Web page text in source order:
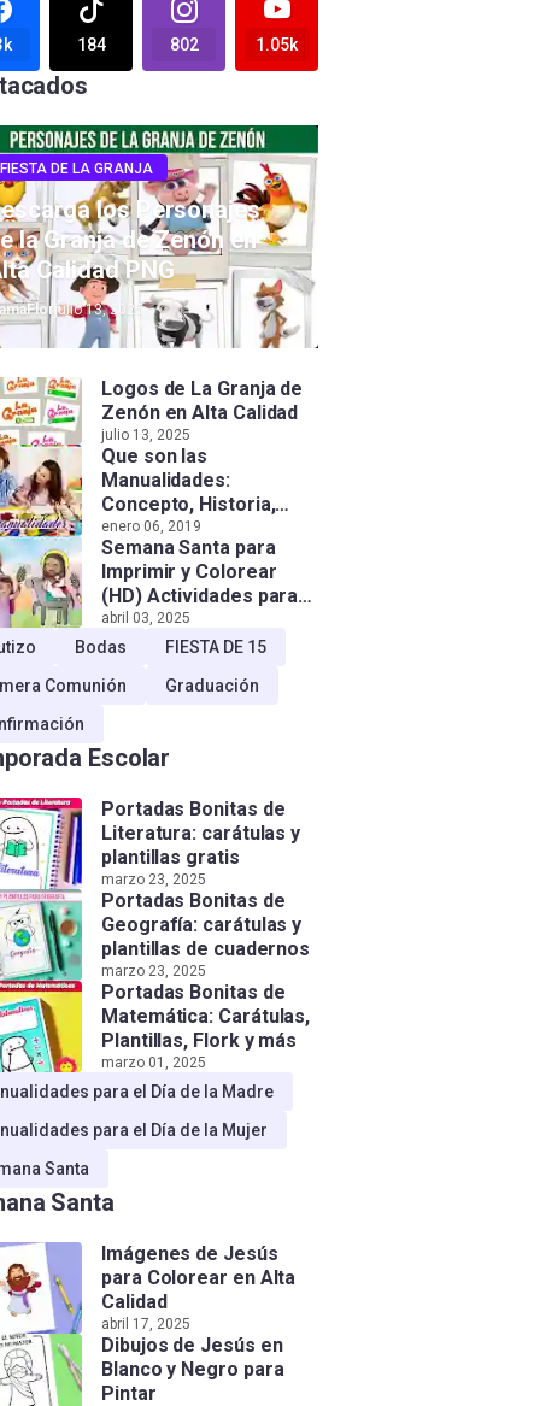
184 802 1.05k
FIESTA DE LA GRANJA
los Personajes
la Granja de Zenón en
Calidad PNG
julio 13, 2025
Logos de La Granja de
Zenón en Alta Calidad
julio 13, 2025
Que son las
Manualidades:
Concepto, Historia,
Tipos e Importancia
enero 06, 2019
Semana Santa para
Imprimir y Colorear
(HD) Actividades para
Niños!
abril 03, 2025
Bodas
FIESTA DE 15
Comunión
Graduación
Escolar
Portadas Bonitas de
Literatura: carátulas y
plantillas gratis
marzo 23, 2025
Portadas Bonitas de
Geografía: carátulas y
plantillas de cuadernos
marzo 23, 2025
Portadas Bonitas de
Matemática: Carátulas,
Plantillas, Flork y más
marzo 01, 2025
para el Día de la Madre
para el Día de la Mujer
Santa
Santa
Imágenes de Jesús
para Colorear en Alta
Calidad
abril 17, 2025
Dibujos de Jesús en
Blanco y Negro para
Pintar